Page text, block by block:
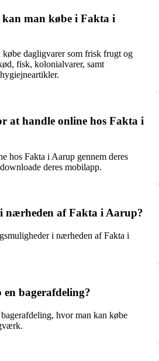
man købe i Fakta i
dagligvarer som frisk frugt og
fisk, kolonialvarer, samt
at handle online hos Fakta i
hos Fakta i Aarup gennem deres
deres mobilapp.
nærheden af Fakta i Aarup?
i nærheden af Fakta i
bagerafdeling?
hvor man kan købe